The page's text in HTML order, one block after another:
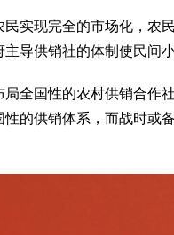
民实现完全的市场化，农
导供销社的体制使民间
局全国性的农村供销合作
性的供销体系，而战时或